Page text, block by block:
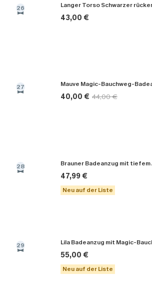
26
43,00 €
27 Mauve Magic-Bauchweg-
40,00 € 44,00 €
28
47,99 €
Neu auf der Liste
29
55,00 €
Neu auf der Liste